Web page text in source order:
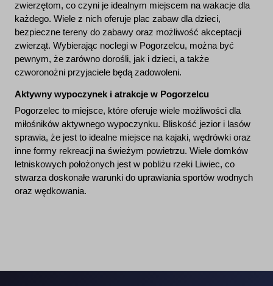
zwierzętom, co czyni je idealnym miejscem na wakacje dla
każdego. Wiele z nich oferuje plac zabaw dla dzieci,
bezpieczne tereny do zabawy oraz możliwość akceptacji
zwierząt. Wybierając noclegi w Pogorzelcu, można być
pewnym, że zarówno dorośli, jak i dzieci, a także
czworonożni przyjaciele będą zadowoleni.
Aktywny wypoczynek i atrakcje w Pogorzelcu
Pogorzelec to miejsce, które oferuje wiele możliwości dla
miłośników aktywnego wypoczynku. Bliskość jezior i lasów
sprawia, że jest to idealne miejsce na kajaki, wędrówki oraz
inne formy rekreacji na świeżym powietrzu. Wiele domków
letniskowych położonych jest w pobliżu rzeki Liwiec, co
stwarza doskonałe warunki do uprawiania sportów wodnych
oraz wędkowania.